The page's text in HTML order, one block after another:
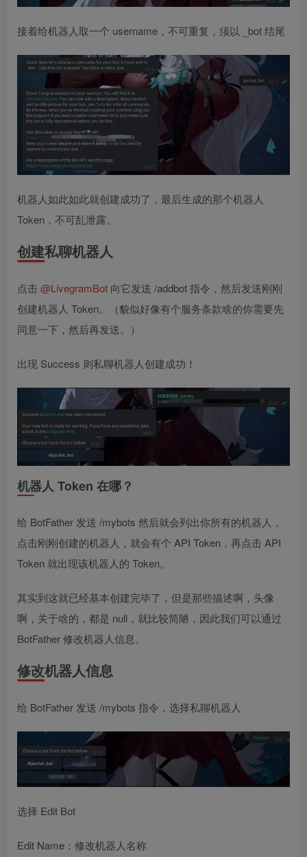
接着给机器人取一个 username，不可重复，须以 _bot 结尾
机器人如此如此就创建成功了，最后生成的那个机器人
Token，不可乱泄露。
创建私聊机器人
点击 @LivegramBot 向它发送 /addbot 指令，然后发送刚刚
创建机器人 Token。（貌似好像有个服务条款啥的你需要先
同意一下，然后再发送。）
出现 Success 则私聊机器人创建成功！
机器人 Token 在哪？
给 BotFather 发送 /mybots 然后就会列出你所有的机器人，
点击刚刚创建的机器人，就会有个 API Token，再点击 API
Token 就出现该机器人的 Token。
其实到这就已经基本创建完毕了，但是那些描述啊，头像
啊，关于啥的，都是 null，就比较简陋，因此我们可以通过
BotFather 修改机器人信息。
修改机器人信息
给 BotFather 发送 /mybots 指令，选择私聊机器人
选择 Edit Bot
Edit Name：修改机器人名称